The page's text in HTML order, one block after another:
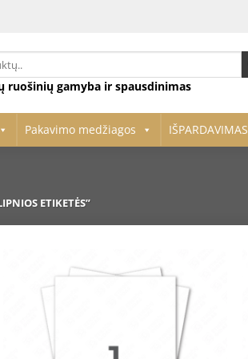
ruošinių gamyba ir spausdinimas
Pakavimo medžiagos IŠPARDAVIMAS
ETIKETĖS”
Pridėti
į norų
sąrašą